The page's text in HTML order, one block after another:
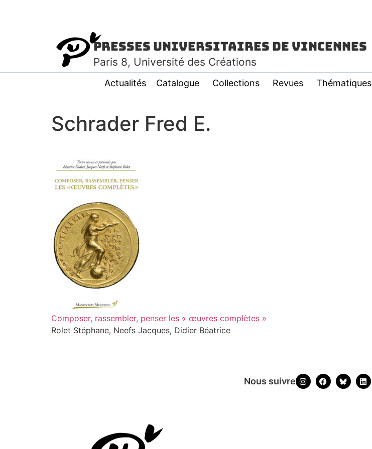
Presses Universitaires de Vincennes
Paris 8, Université des Créations
Actualités Catalogue Collections Revues Thématiques
Schrader Fred E.
Composer, rassembler, penser les « œuvres complètes »
Rolet Stéphane, Neefs Jacques, Didier Béatrice
Nous suivre